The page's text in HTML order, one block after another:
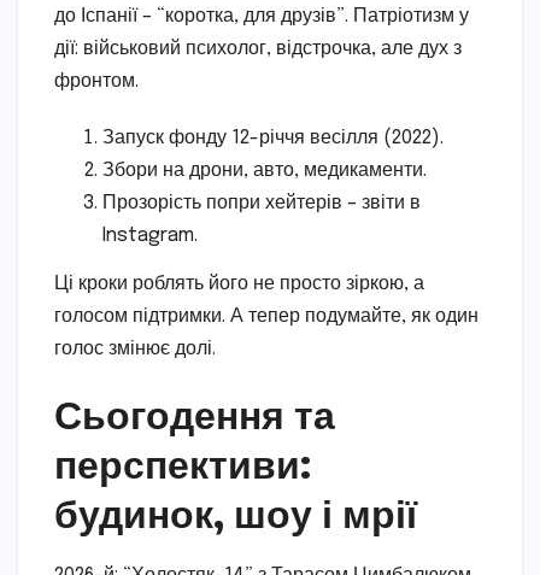
до Іспанії – “коротка, для друзів”. Патріотизм у
дії: військовий психолог, відстрочка, але дух з
фронтом.
Запуск фонду 12-річчя весілля (2022).
Збори на дрони, авто, медикаменти.
Прозорість попри хейтерів – звіти в
Instagram.
Ці кроки роблять його не просто зіркою, а
голосом підтримки. А тепер подумайте, як один
голос змінює долі.
Сьогодення та
перспективи:
будинок, шоу і мрії